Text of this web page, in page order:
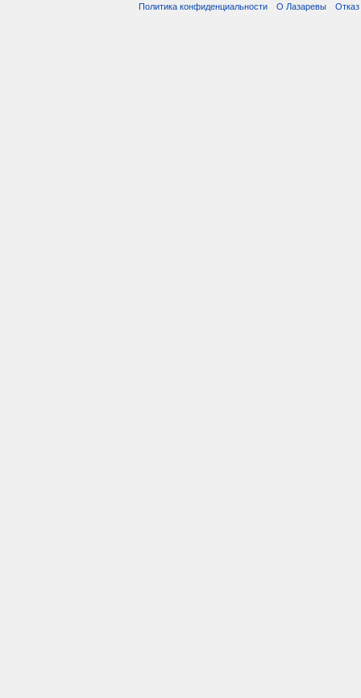
Политика конфиденциальности О Лазаревы Отказ